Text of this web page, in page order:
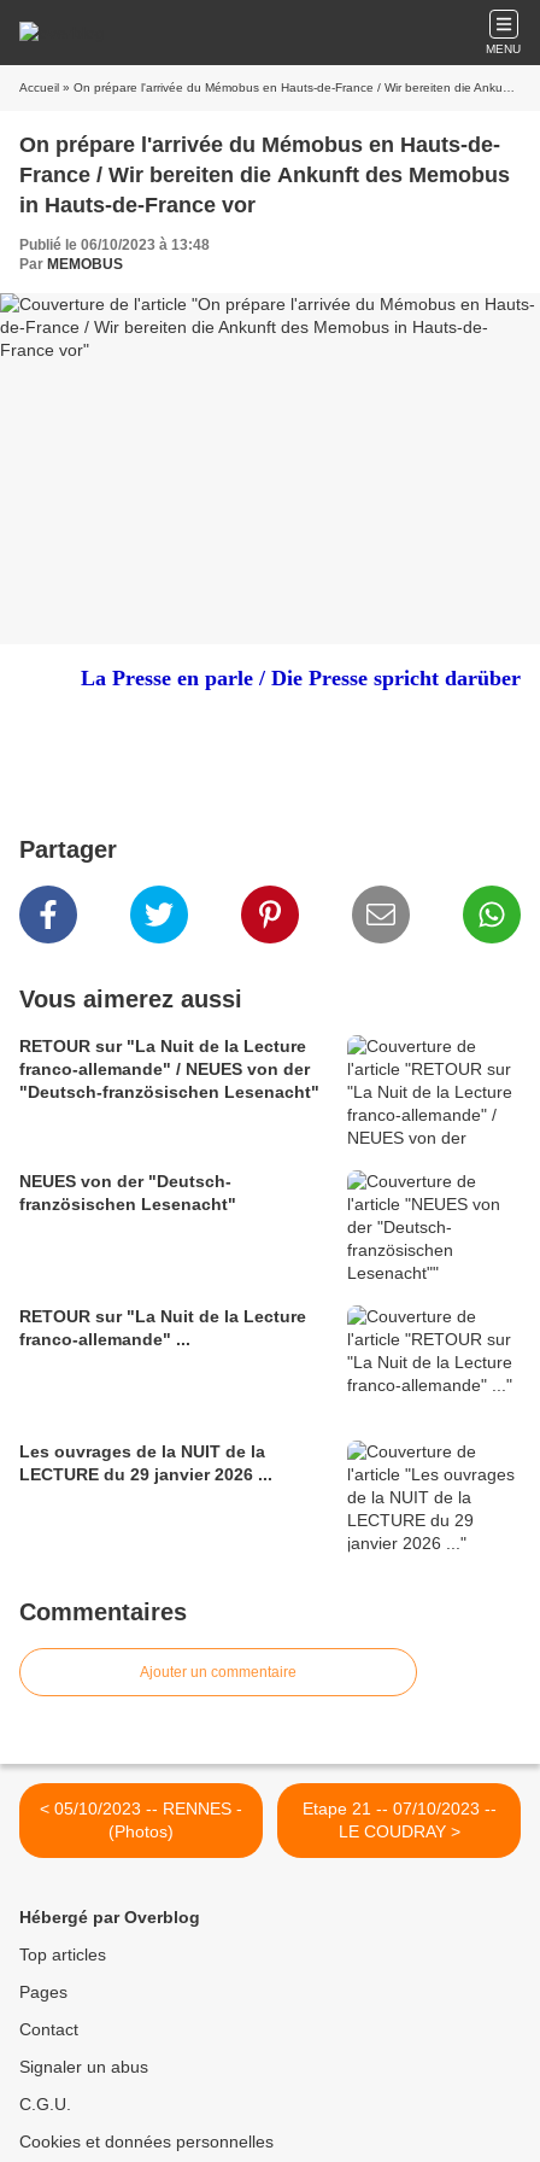
MENU
Accueil » On prépare l'arrivée du Mémobus en Hauts-de-France / Wir bereiten die Ankunft des Memobus in Hauts-de-France vor
On prépare l'arrivée du Mémobus en Hauts-de-
France / Wir bereiten die Ankunft des Memobus
in Hauts-de-France vor
Publié le 06/10/2023 à 13:48
Par MEMOBUS
La Presse en parle / Die Presse spricht darüber
Partager
Vous aimerez aussi
RETOUR sur "La Nuit de la Lecture
franco-allemande" / NEUES von der
"Deutsch-französischen Lesenacht"
NEUES von der "Deutsch-
französischen Lesenacht"
RETOUR sur "La Nuit de la Lecture
franco-allemande" ...
Les ouvrages de la NUIT de la
LECTURE du 29 janvier 2026 ...
Commentaires
Ajouter un commentaire
< 05/10/2023 -- RENNES -
(Photos)
Etape 21 -- 07/10/2023 --
LE COUDRAY >
Hébergé par Overblog
Top articles
Pages
Contact
Signaler un abus
C.G.U.
Cookies et données personnelles